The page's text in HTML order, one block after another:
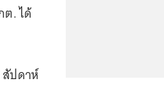
ต. ได้
สัปดาห์